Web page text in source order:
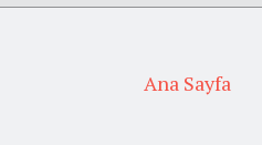
Ana Sayfa